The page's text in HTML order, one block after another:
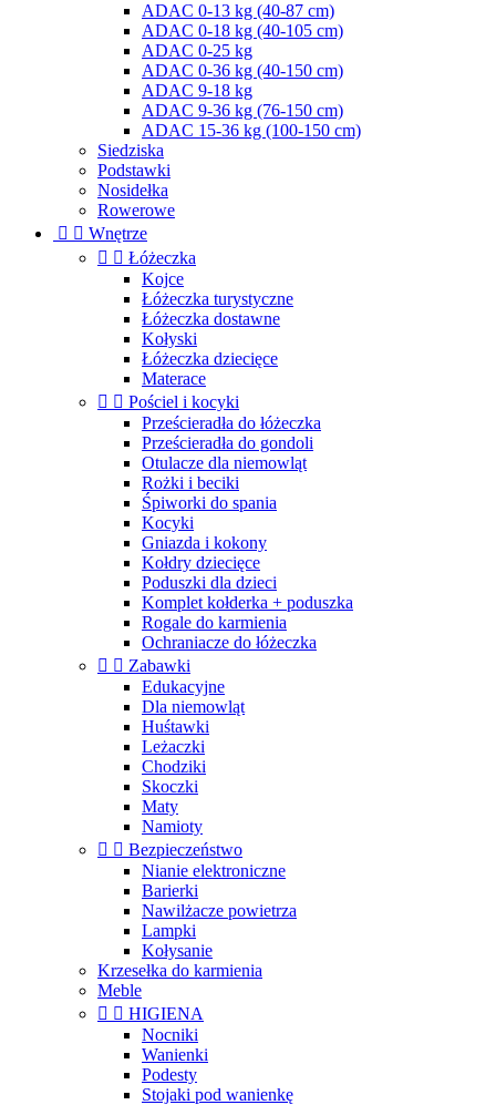
ADAC 0-13 kg (40-87 cm)
ADAC 0-18 kg (40-105 cm)
ADAC 0-25 kg
ADAC 0-36 kg (40-150 cm)
ADAC 9-18 kg
ADAC 9-36 kg (76-150 cm)
ADAC 15-36 kg (100-150 cm)
Siedziska
Podstawki
Nosidełka
Rowerowe
  Wnętrze
  Łóżeczka
Kojce
Łóżeczka turystyczne
Łóżeczka dostawne
Kołyski
Łóżeczka dziecięce
Materace
  Pościel i kocyki
Prześcieradła do łóżeczka
Prześcieradła do gondoli
Otulacze dla niemowląt
Rożki i beciki
Śpiworki do spania
Kocyki
Gniazda i kokony
Kołdry dziecięce
Poduszki dla dzieci
Komplet kołderka + poduszka
Rogale do karmienia
Ochraniacze do łóżeczka
  Zabawki
Edukacyjne
Dla niemowląt
Huśtawki
Leżaczki
Chodziki
Skoczki
Maty
Namioty
  Bezpieczeństwo
Nianie elektroniczne
Barierki
Nawilżacze powietrza
Lampki
Kołysanie
Krzesełka do karmienia
Meble
  HIGIENA
Nocniki
Wanienki
Podesty
Stojaki pod wanienkę